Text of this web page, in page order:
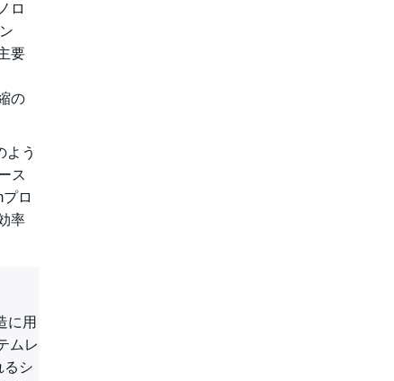
ロ
要
の
よう
ス
ロ
率
に用
ムレ
るシ